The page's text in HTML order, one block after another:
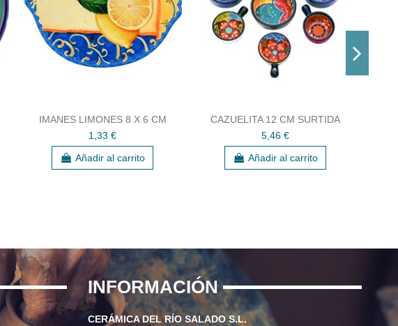
IMANES LIMONES 8 X 6 CM
1,33 €
Añadir al carrito
CAZUELITA 12 CM SURTIDA
5,46 €
Añadir al carrito
INFORMACIÓN
CERÁMICA DEL RÍO SALADO S.L.